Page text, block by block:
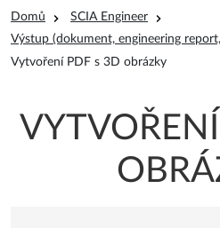
Drobečková
Domů
SCIA Engineer
Výstup (dokument, engineering report,
Vytvoření PDF s 3D obrázky